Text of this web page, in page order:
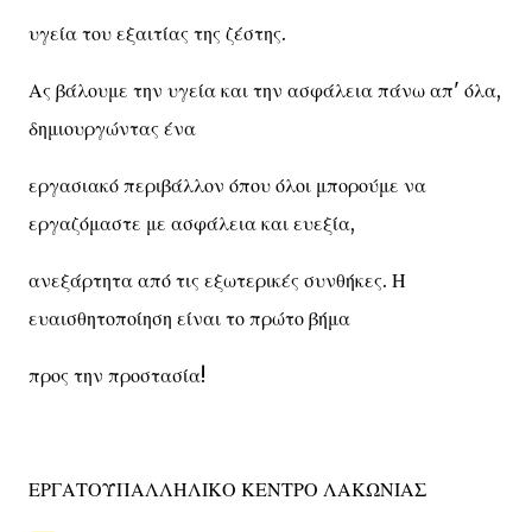
υγεία του εξαιτίας της ζέστης.
Ας βάλουμε την υγεία και την ασφάλεια πάνω απ' όλα,
δημιουργώντας ένα
εργασιακό περιβάλλον όπου όλοι μπορούμε να
εργαζόμαστε με ασφάλεια και ευεξία,
ανεξάρτητα από τις εξωτερικές συνθήκες. Η
ευαισθητοποίηση είναι το πρώτο βήμα
προς την προστασία!
ΕΡΓΑΤΟΫΠΑΛΛΗΛΙΚΟ ΚΕΝΤΡΟ ΛΑΚΩΝΙΑΣ